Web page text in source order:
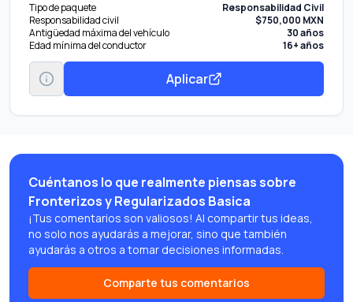
Tipo de paquete
Responsabilidad Civil
Responsabilidad civil
$750,000 MXN
Antigüedad máxima del vehículo
30 años
Edad mínima del conductor
16+ años
Aplicar
Cuéntanos lo que realmente piensas sobre
Fronterizos y Regularizados Basica
¡Tus comentarios son valiosos! Al compartir tus ideas,
no solo nos ayudarás a mejorar, sino que también
ayudarás a otros a tomar decisiones informadas.
Comparte tus comentarios